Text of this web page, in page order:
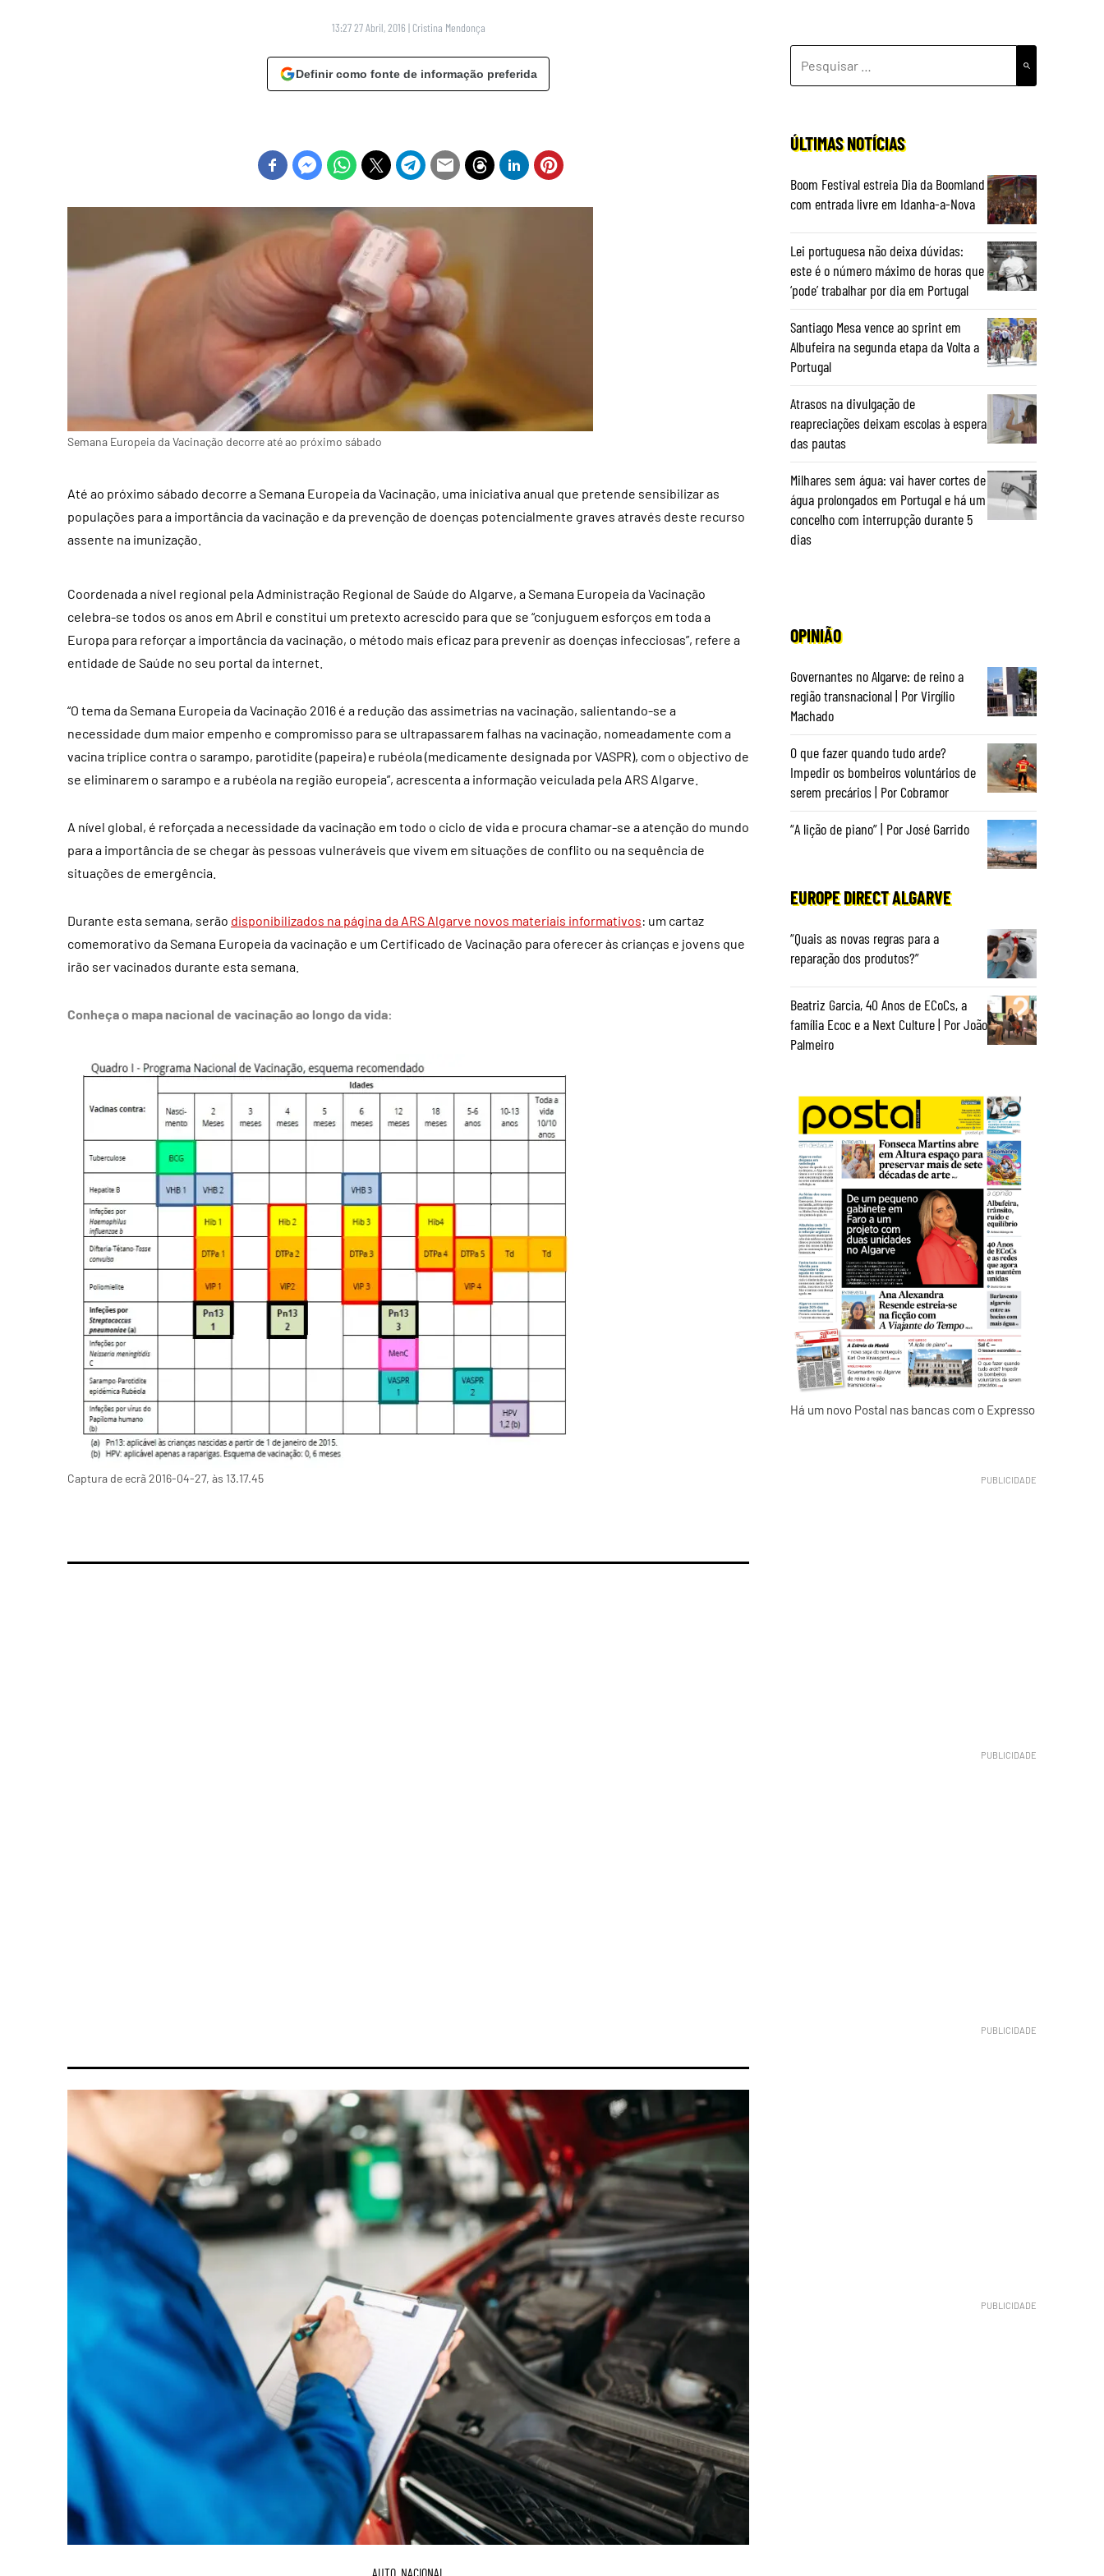
13:27 27 Abril, 2016 | Cristina Mendonça
Definir como fonte de informação preferida
Semana Europeia da Vacinação decorre até ao próximo sábado
Até ao próximo sábado decorre a Semana Europeia da Vacinação, uma iniciativa anual que pretende sensibilizar as
populações para a importância da vacinação e da prevenção de doenças potencialmente graves através deste recurso
assente na imunização.
Coordenada a nível regional pela Administração Regional de Saúde do Algarve, a Semana Europeia da Vacinação
celebra-se todos os anos em Abril e constitui um pretexto acrescido para que se “conjuguem esforços em toda a
Europa para reforçar a importância da vacinação, o método mais eficaz para prevenir as doenças infecciosas”, refere a
entidade de Saúde no seu portal da internet.
“O tema da Semana Europeia da Vacinação 2016 é a redução das assimetrias na vacinação, salientando-se a
necessidade dum maior empenho e compromisso para se ultrapassarem falhas na vacinação, nomeadamente com a
vacina tríplice contra o sarampo, parotidite (papeira) e rubéola (medicamente designada por VASPR), com o objectivo de
se eliminarem o sarampo e a rubéola na região europeia”, acrescenta a informação veiculada pela ARS Algarve.
A nível global, é reforçada a necessidade da vacinação em todo o ciclo de vida e procura chamar-se a atenção do mundo
para a importância de se chegar às pessoas vulneráveis que vivem em situações de conflito ou na sequência de
situações de emergência.
Durante esta semana, serão disponibilizados na página da ARS Algarve novos materiais informativos: um cartaz
comemorativo da Semana Europeia da vacinação e um Certificado de Vacinação para oferecer às crianças e jovens que
irão ser vacinados durante esta semana.
Conheça o mapa nacional de vacinação ao longo da vida:
Captura de ecrã 2016-04-27, às 13.17.45
AUTO NACIONAL
POR:
ÚLTIMAS NOTÍCIAS
Boom Festival estreia Dia da Boomland
com entrada livre em Idanha-a-Nova
Lei portuguesa não deixa dúvidas:
este é o número máximo de horas que
‘pode’ trabalhar por dia em Portugal
Santiago Mesa vence ao sprint em
Albufeira na segunda etapa da Volta a
Portugal
Atrasos na divulgação de
reapreciações deixam escolas à espera
das pautas
Milhares sem água: vai haver cortes de
água prolongados em Portugal e há um
concelho com interrupção durante 5
dias
OPINIÃO
Governantes no Algarve: de reino a
região transnacional | Por Virgílio
Machado
O que fazer quando tudo arde?
Impedir os bombeiros voluntários de
serem precários | Por Cobramor
“A lição de piano” | Por José Garrido
EUROPE DIRECT ALGARVE
“Quais as novas regras para a
reparação dos produtos?”
Beatriz Garcia, 40 Anos de ECoCs, a
família Ecoc e a Next Culture | Por João
Palmeiro
Há um novo Postal nas bancas com o Expresso